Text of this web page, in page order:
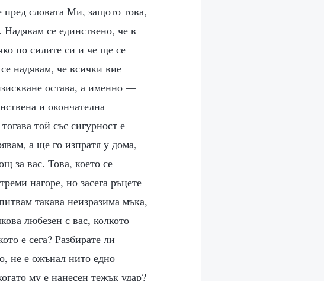
пред словата Ми, защото това,
се единствено, че в
по силите си и че ще се
надявам, че всички вие
остава, а именно —
и окончателна
той със сигурност е
а ще го изпратя у дома,
за вас. Това, което се
нагоре, но засега ръцете
такава неизразима мъка,
любезен с вас, колкото
е сега? Разбирате ли
не е ожънал нито едно
му е нанесен тежък удар?